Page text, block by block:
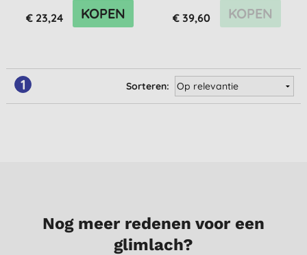
€ 23,24 KOPEN € 39,60 KOPEN
1 Sorteren:
Nog meer redenen voor een
glimlach?